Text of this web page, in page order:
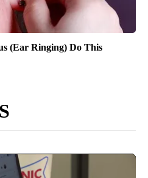
(Ear Ringing) Do This